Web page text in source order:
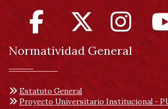
Normatividad General
Estatuto General
Proyecto Universitario Institucional -